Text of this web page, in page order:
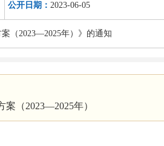
公开日期： 2023-06-05
（2023—2025年）》的通知
（2023—2025年）